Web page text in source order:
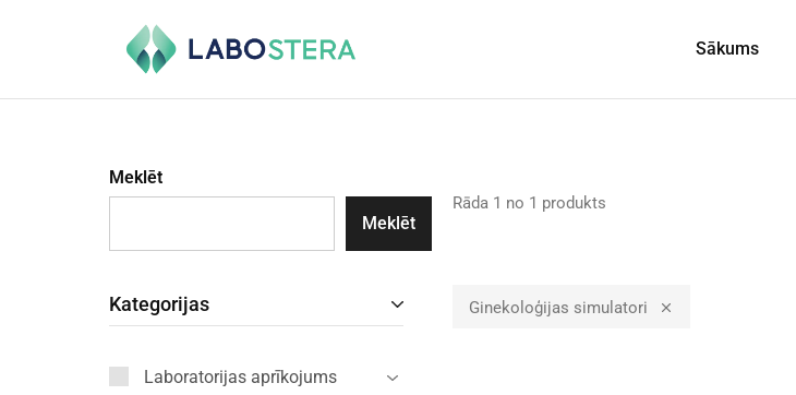
Labostera
Laboratorijas
Sākums
Rāda 1 no 1 produkts
Ginekoloģijas simulatori
Meklēt
Meklēt
Kategorijas
Laboratorijas aprīkojums